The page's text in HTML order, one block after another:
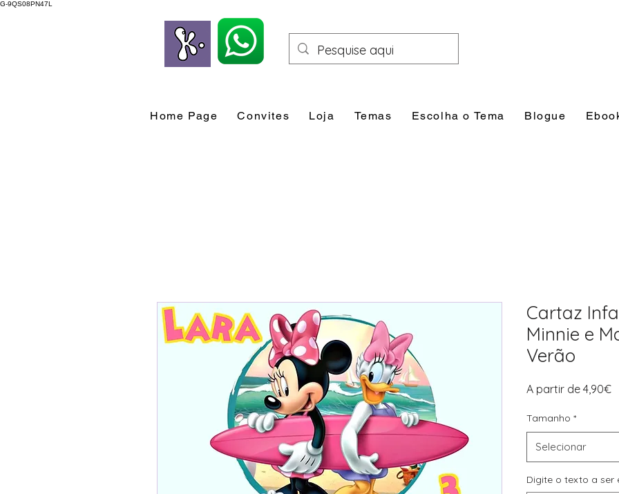
G-9QS08PN47L
Home Page Convites Loja Temas Escolha o Tema Blogue
Cartaz
Minnie e
Verão
A partir de 4,90€
Tamanho *
Selecionar
Digite o texto a